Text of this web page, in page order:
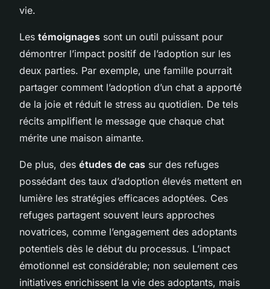
vie.
Les témoignages sont un outil puissant pour
démontrer l’impact positif de l’adoption sur les
deux parties. Par exemple, une famille pourrait
partager comment l’adoption d’un chat a apporté
de la joie et réduit le stress au quotidien. De tels
récits amplifient le message que chaque chat
mérite une maison aimante.
De plus, des études de cas sur des refuges
possédant des taux d’adoption élevés mettent en
lumière les stratégies efficaces adoptées. Ces
refuges partagent souvent leurs approches
novatrices, comme l’engagement des adoptants
potentiels dès le début du processus. L’impact
émotionnel est considérable; non seulement ces
initiatives enrichissent la vie des adoptants, mais